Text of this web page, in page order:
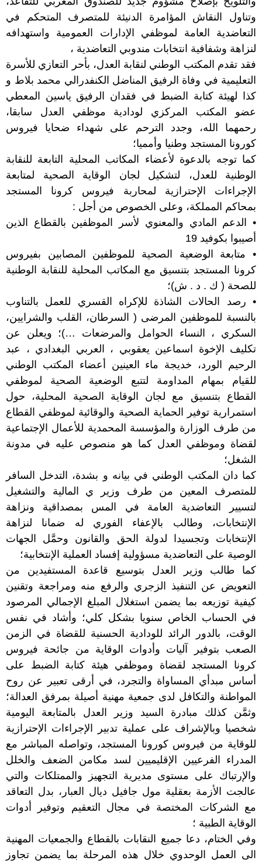
وتناول النقاش المؤامرة الدنيئة للمتصرف المتحكم في
التعاضدية العامة لموظفي الإدارات العمومية واستهدافه
لنزاهة وشفافية انتخابات مندوبي التعاضدية ،
فقد تقدم المكتب الوطني لنقابة العدل، بأحر التعازي للأسرة
التعليمية في وفاة الرفيق المناضل الكنفدرالي محمد بلاط و
كذا لهيئة كتابة الضبط في فقدان الرفيق ياسين المعطي
عضو المكتب المركزي لودادية موظفي العدل سابقا،
رحمهما الله، وجدد الترحم على شهداء ضحايا فيروس
كورونا المستجد وطنيا وأمميا؛
كما توجه بالدعوة لأعضاء المكاتب المحلية التابعة للنقابة
الوطنية للعدل، لتشكيل لجان الوقاية الصحية لمتابعة
الإجراءات الإحترازية لمحاربة فيروس كرونا المستجد
بمحاكم المملكة، وعلى الخصوص من أجل :
• الدعم المادي والمعنوي لأسر الموظفين بالقطاع الذين
أصيبوا بكوفيد 19
• متابعة الوضعية الصحية للموظفين المصابين بفيروس
كرونا المستجد بتنسيق مع المكاتب المحلية للنقابة الوطنية
للصحة ( ك . د . ش)؛
• رصد الحالات الشاذة للإكراه القسري للعمل بالتناوب
بالنسبة للموظفين المرضى ( السرطان، القلب والشرايين،
السكري ، النساء الحوامل والمرضعات …)؛ ويعلن عن
تكليف الإخوة اسماعين يعقوبي ، العربي البغدادي ، عبد
الرحيم الورد، خديجة ماء العينين أعضاء المكتب الوطني
للقيام بمهام المداومة لتتبع الوضعية الصحية لموظفي
القطاع بتنسيق مع لجان الوقاية الصحية المحلية، حول
استمرارية توفير الحماية الصحية والوقائية لموظفي القطاع
من طرف الوزارة والمؤسسة المحمدية للأعمال الإجتماعية
لقضاة وموظفي العدل كما هو منصوص عليه في مدونة
الشغل؛
كما دان المكتب الوطني في بيانه و بشدة، التدخل السافر
للمتصرف المعين من طرف وزير ي المالية والتشغيل
لتسيير التعاضدية العامة في المس بمصداقية ونزاهة
الإنتخابات، وطالب بالإعفاء الفوري له ضمانا لنزاهة
الإنتخابات وتجسيدا لدولة الحق والقانون وحمَّل الجهات
الوصية على التعاضدية مسؤولية إفساد العملية الإنتخابية؛
كما طالب وزير العدل بتوسيع قاعدة المستفيدين من
التعويض عن التنفيذ الزجري والرفع منه ومراجعة وتقنين
كيفية توزيعه بما يضمن استغلال المبلغ الإجمالي المرصود
في الحساب الخاص سنويا بشكل كلي؛ وأشاد في نفس
الوقت، بالدور الرائد للودادية الحسنية للقضاة في الزمن
الصعب بتوفير آليات وأدوات الوقاية من جائحة فيروس
كرونا المستجد لقضاة وموظفي هيئة كتابة الضبط على
أساس مبدأي المساواة والتجرد، في أرقى تعبير عن روح
المواطنة والتكافل لدى جمعية مهنية أصيلة بمرفق العدالة؛
وثمَّن كذلك مبادرة السيد وزير العدل بالمتابعة اليومية
شخصيا وبالإشراف على عملية تدبير الإجراءات الإحترازية
للوقاية من فيروس كورونا المستجد، وتواصله المباشر مع
المدراء الفرعيين الإقليميين لسد مكامن الضعف والخلل
والإرتباك على مستوى مديرية التجهيز والممتلكات والتي
عالجت الأزمة بعقلية مول جافيل ديال العبار، بدل التعاقد
مع الشركات المختصة في مجال التعقيم وتوفير أدوات
الوقاية الطبية ؛
وفي الختام، دعا جميع النقابات بالقطاع والجمعيات المهنية
الى العمل الوحدوي خلال هذه المرحلة بما يضمن تجاوز